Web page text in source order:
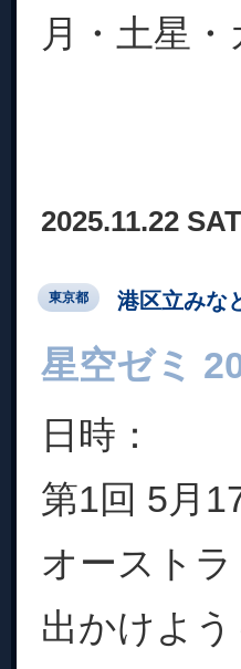
月・土星
2025.11.22 SAT
東京都 港区立みな
星空ゼミ
日時：
第1回 5月
オースト
出かけよう